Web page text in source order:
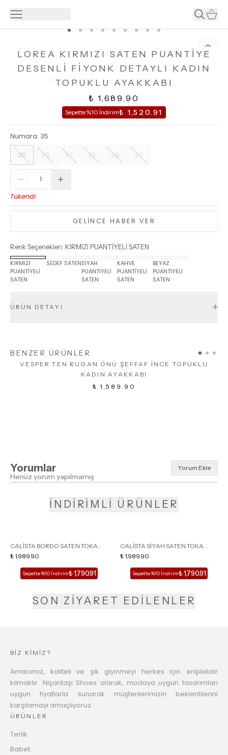
LOREA KIRMIZI SATEN PUANTİYE
DESENLİ FİYONK DETAYLI KADIN
TOPUKLU AYAKKABI
₺ 1,689.90
Sepette %10 İndirim₺ 1,520.91
Numara: 35
35
36 37 38 39 40
Tükendi
GELİNCE HABER VER
Renk Seçenekleri: KIRMIZI PUANTİYELİ SATEN
KIRMIZI
PUANTİYELİ
SATEN
SEDEF SATENSİYAH
PUANTİYELİ
SATEN
KAHVE
PUANTİYELİ
SATEN
BEYAZ
PUANTİYELİ
SATEN
ÜRÜN DETAYI
BENZER ÜRÜNLER
VESPER TEN RUGAN ÖNÜ ŞEFFAF İNCE TOPUKLU
KADIN AYAKKABI
₺ 1,589.90
Yorumlar Yorum Ekle
Henüz yorum yapılmamış
İNDİRİMLİ ÜRÜNLER
CALİSTA BORDO SATEN TOKA
DETAY SİVRİ BURUN KADIN
TOPUKLU TERLİK
₺ 1,989.90
Sepette %10 İndirim₺ 1,790.91
CALİSTA SİYAH SATEN TOKA
DETAY SİVRİ BURUN KADIN
TOPUKLU TERLİK
₺ 1,989.90
Sepette %10 İndirim₺ 1,790.91
SON ZİYARET EDİLENLER
BİZ KİMİZ?
Amacımız, kaliteli ve şık giyinmeyi herkes için erişilebilir
kılmaktır. Nişantaşı Shoes olarak, modaya uygun tasarımları
uygun fiyatlarla sunarak müşterilerimizin beklentilerini
karşılamayı amaçlıyoruz.
ÜRÜNLER
Terlik
Babet